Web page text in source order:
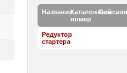
НазваниеКаталожный
номер
Редуктор
стартера